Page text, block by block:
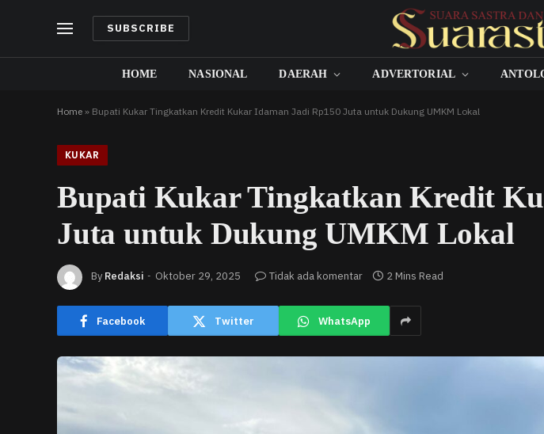
SUBSCRIBE
HOME NASIONAL DAERAH ADVERTORIAL
Home » Bupati Kukar Tingkatkan Kredit Kukar Idaman Jadi Rp150 Juta untuk Dukung UMKM Lokal
KUKAR
Bupati Kukar Tingkatkan Kredit
Juta untuk Dukung UMKM Lokal
By Redaksi Oktober 29, 2025 Tidak ada komentar 2 Mins Read
Facebook Twitter WhatsApp